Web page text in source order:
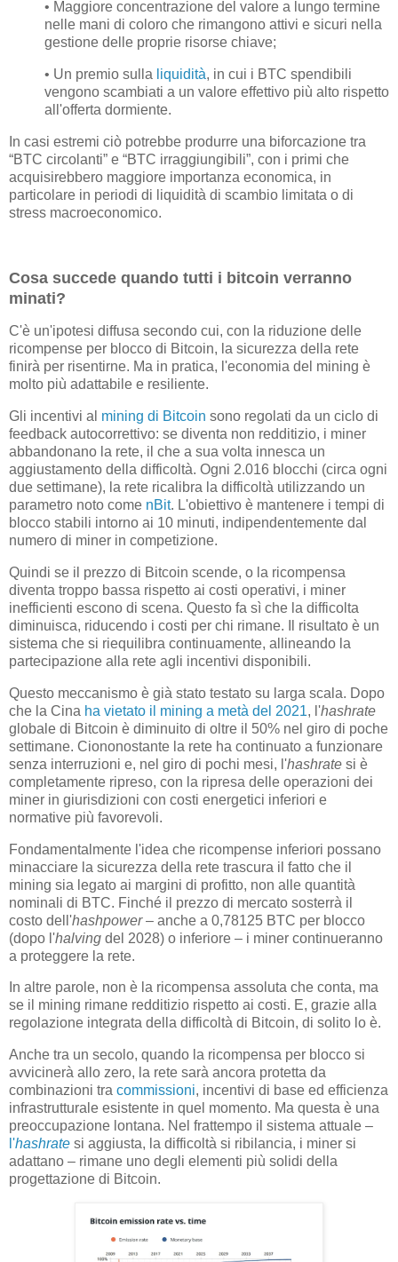
• Maggiore concentrazione del valore a lungo termine
nelle mani di coloro che rimangono attivi e sicuri nella
gestione delle proprie risorse chiave;
• Un premio sulla liquidità, in cui i BTC spendibili
vengono scambiati a un valore effettivo più alto rispetto
all'offerta dormiente.
In casi estremi ciò potrebbe produrre una biforcazione tra
“BTC circolanti” e “BTC irraggiungibili”, con i primi che
acquisirebbero maggiore importanza economica, in
particolare in periodi di liquidità di scambio limitata o di
stress macroeconomico.
Cosa succede quando tutti i bitcoin verranno
minati?
C'è un'ipotesi diffusa secondo cui, con la riduzione delle
ricompense per blocco di Bitcoin, la sicurezza della rete
finirà per risentirne. Ma in pratica, l'economia del mining è
molto più adattabile e resiliente.
Gli incentivi al mining di Bitcoin sono regolati da un ciclo di
feedback autocorrettivo: se diventa non redditizio, i miner
abbandonano la rete, il che a sua volta innesca un
aggiustamento della difficoltà. Ogni 2.016 blocchi (circa ogni
due settimane), la rete ricalibra la difficoltà utilizzando un
parametro noto come nBit. L'obiettivo è mantenere i tempi di
blocco stabili intorno ai 10 minuti, indipendentemente dal
numero di miner in competizione.
Quindi se il prezzo di Bitcoin scende, o la ricompensa
diventa troppo bassa rispetto ai costi operativi, i miner
inefficienti escono di scena. Questo fa sì che la difficolta
diminuisca, riducendo i costi per chi rimane. Il risultato è un
sistema che si riequilibra continuamente, allineando la
partecipazione alla rete agli incentivi disponibili.
Questo meccanismo è già stato testato su larga scala. Dopo
che la Cina ha vietato il mining a metà del 2021, l'hashrate
globale di Bitcoin è diminuito di oltre il 50% nel giro di poche
settimane. Ciononostante la rete ha continuato a funzionare
senza interruzioni e, nel giro di pochi mesi, l'hashrate si è
completamente ripreso, con la ripresa delle operazioni dei
miner in giurisdizioni con costi energetici inferiori e
normative più favorevoli.
Fondamentalmente l'idea che ricompense inferiori possano
minacciare la sicurezza della rete trascura il fatto che il
mining sia legato ai margini di profitto, non alle quantità
nominali di BTC. Finché il prezzo di mercato sosterrà il
costo dell'hashpower– anche a 0,78125 BTC per blocco
(dopo l'halving del 2028) o inferiore – i miner continueranno
a proteggere la rete.
In altre parole, non è la ricompensa assoluta che conta, ma
se il mining rimane redditizio rispetto ai costi. E, grazie alla
regolazione integrata della difficoltà di Bitcoin, di solito lo è.
Anche tra un secolo, quando la ricompensa per blocco si
avvicinerà allo zero, la rete sarà ancora protetta da
combinazioni tra commissioni, incentivi di base ed efficienza
infrastrutturale esistente in quel momento. Ma questa è una
preoccupazione lontana. Nel frattempo il sistema attuale –
l'hashrate si aggiusta, la difficoltà si ribilancia, i miner si
adattano – rimane uno degli elementi più solidi della
progettazione di Bitcoin.